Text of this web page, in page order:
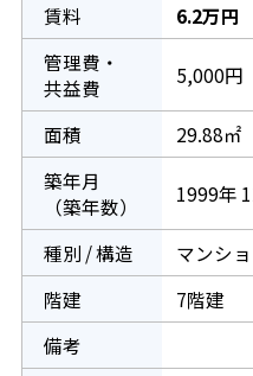
賃料
6.2万円
管理費・
共益費
5,000円
面積
29.88㎡
築年月
（築年数）
1999年
種別 / 構造
マンシ
階建
7階建
備考